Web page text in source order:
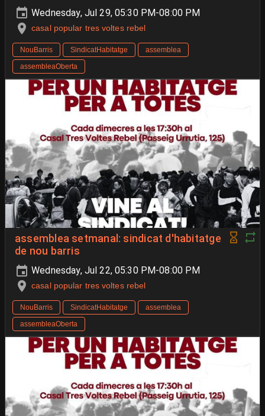
Wednesday, Jul 29, 05:30 PM-08:00 PM
casal popular tres voltes rebel
NouBarris SindicatHabitatge
assemblea
assembleaOberta
assemblea setmanal: sindicat d'habitatge
de nou barris
Wednesday, Jul 22, 05:30 PM-08:00 PM
casal popular tres voltes rebel
NouBarris SindicatHabitatge
assemblea
assembleaOberta